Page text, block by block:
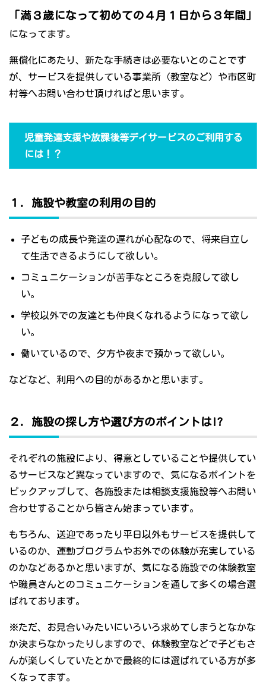
「満３歳になって初めての４月１日から３年間」
になってます。
無償化にあたり、新たな手続きは必要ないとのことです
が、サービスを提供している事業所（教室など）や市区町
村等へお問い合わせ頂ければと思います。
児童発達支援や放課後等デイサービスのご利用する
には！？
１．施設や教室の利用の目的
子どもの成長や発達の遅れが心配なので、将来自立し
て生活できるようにして欲しい。
コミュニケーションが苦手なところを克服して欲し
い。
学校以外での友達とも仲良くなれるようになって欲し
い。
働いているので、夕方や夜まで預かって欲しい。
などなど、利用への目的があるかと思います。
２．施設の探し方や選び方のポイントは!?
それぞれの施設により、得意としていることや提供してい
るサービスなど異なっていますので、気になるポイントを
ピックアップして、各施設または相談支援施設等へお問い
合わせすることから皆さん始まっています。
もちろん、送迎であったり平日以外もサービスを提供して
いるのか、運動プログラムやお外での体験が充実している
のかなどあるかと思いますが、気になる施設での体験教室
や職員さんとのコミュニケーションを通して多くの場合選
ばれております。
※ただ、お見合いみたいにいろいろ求めてしまうとなかな
か決まらなかったりしますので、体験教室などで子どもさ
んが楽しくしていたとかで最終的には選ばれている方が多
くなってます。